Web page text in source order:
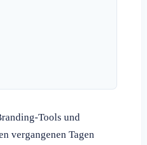
Tools und
vergangenen Tagen